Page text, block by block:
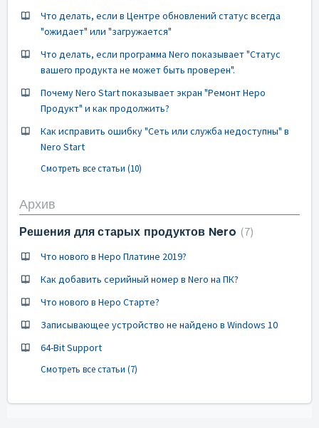
Что делать, если в Центре обновлений статус всегда
"ожидает" или "загружается"
Что делать, если программа Nero показывает "Статус
вашего продукта не может быть проверен".
Почему Nero Start показывает экран "Ремонт Неро
Продукт" и как продолжить?
Как исправить ошибку "Сеть или служба недоступны" в
Nero Start
Смотреть все статьи (10)
Архив
Решения для старых продуктов Nero 7
Что нового в Неро Платине 2019?
Как добавить серийный номер в Nero на ПК?
Что нового в Неро Старте?
Записывающее устройство не найдено в Windows 10
64-Bit Support
Смотреть все статьи (7)